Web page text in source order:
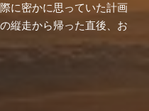
に密かに思っていた計画
縦走から帰った直後、お